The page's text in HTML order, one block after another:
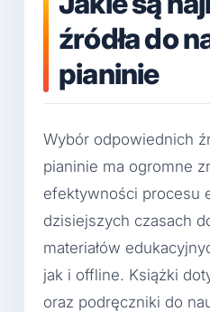
źródła do
pianinie
Wybór odpowiednich
pianinie ma ogromne
efektywności procesu
dzisiejszych czasach
materiałów
jak i offline. Książki
oraz podręczniki do